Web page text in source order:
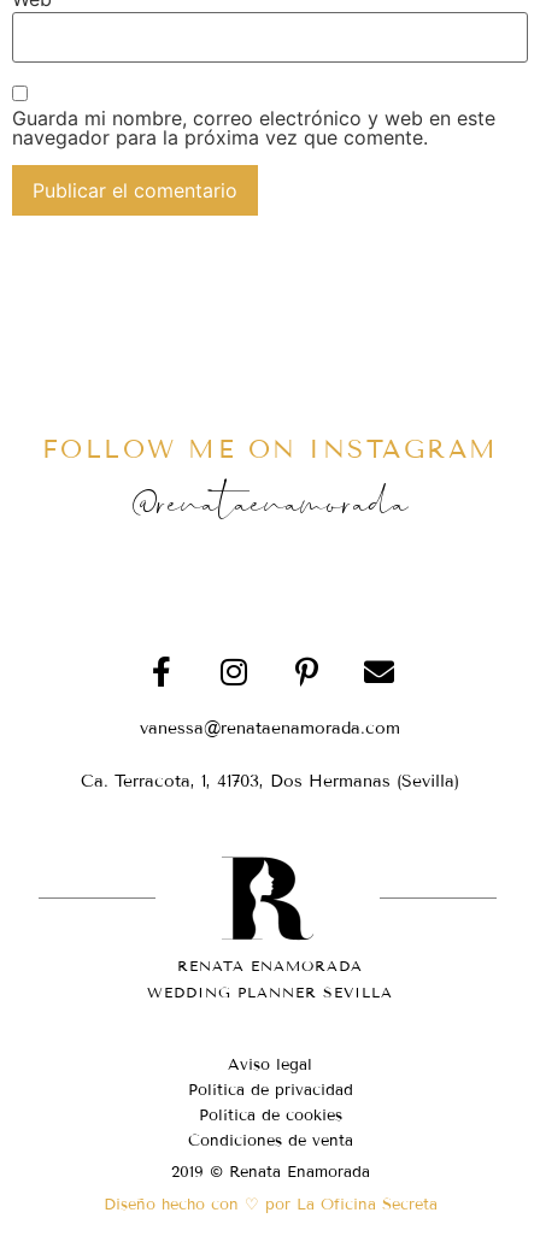
Guarda mi nombre, correo electrónico y web en este
navegador para la próxima vez que comente.
FOLLOW ME ON INSTAGRAM
@renataenamorada
vanessa@renataenamorada.com
Ca. Terracota, 1, 41703, Dos Hermanas (Sevilla)
RENATA ENAMORADA
WEDDING PLANNER SEVILLA
Aviso legal
Política de privacidad
Política de cookies
Condiciones de venta
2019 © Renata Enamorada
Diseño hecho con ♡ por La Oficina Secreta